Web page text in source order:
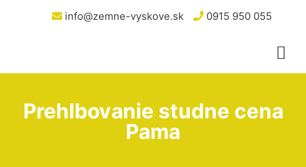
info@zemne-vyskove.sk 0915 950 055
Prehlbovanie studne cena
Pama